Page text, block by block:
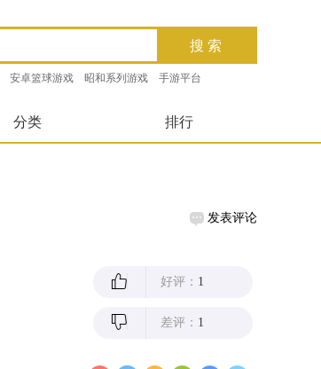
安卓篮球游戏 昭和系列游戏 手游平台
分类 排行
发表评论
好评： 1
差评： 1